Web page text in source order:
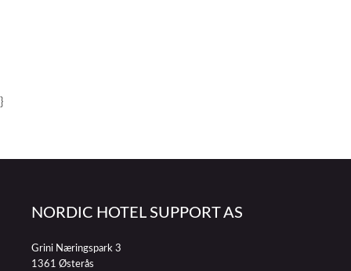
}
NORDIC HOTEL SUPPORT AS
Grini Næringspark 3
1361 Østerås